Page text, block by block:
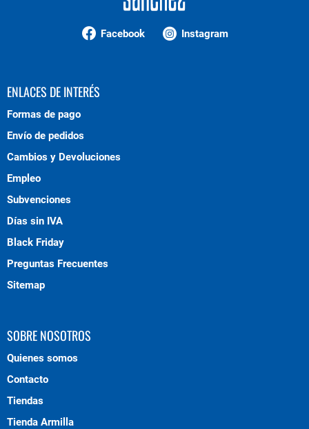
Facebook Instagram
ENLACES DE INTERÉS
Formas de pago
Envío de pedidos
Cambios y Devoluciones
Empleo
Subvenciones
Días sin IVA
Black Friday
Preguntas Frecuentes
Sitemap
SOBRE NOSOTROS
Quienes somos
Contacto
Tiendas
Tienda Armilla